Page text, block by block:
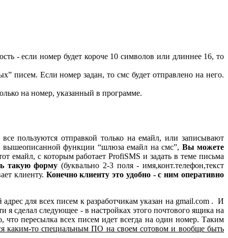
- если номер будет короче 10 символов или длиннее 16, то
писем. Если номер задан, то смс будет отправлено на него.
на номер, указанный в программе.
пользуются отправкой только на емайл, или записывают
функции “шлюза емайл на смс”, Вы можете
емайл, с которым работает ProfiSMS и задать в теме письма
такую форму (буквально 2-3 поля - имя,конт.телефон,текст
клиенту. Конечно клиенту это удобно - с ним оперативно
для всех писем к разработчикам указан на gmail.com . И
я сделал следующее - в настройках этого почтового ящика на
что пересылка всех писем идет всегда на один номер. Таким
каким-то специальным ПО на своем сотовом и вообще быть